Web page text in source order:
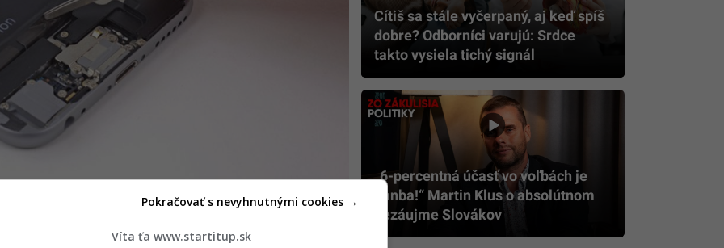
Cítiš sa stále vyčerpaný, aj keď spíš
dobre? Odborníci varujú: Srdce
takto vysiela tichý signál
„6-percentná účasť vo voľbách je
hanba!“ Martin Klus o absolútnom
nezáujme Slovákov
Víta ťa www.startitup.sk
Pokračovať s nevyhnutnými cookies →